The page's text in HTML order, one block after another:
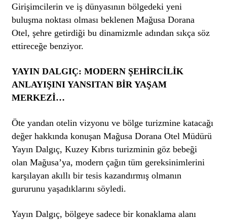
Girişimcilerin ve iş dünyasının bölgedeki yeni
buluşma noktası olması beklenen Mağusa Dorana
Otel, şehre getirdiği bu dinamizmle adından sıkça söz
ettireceğe benziyor.
YAYIN DALGIÇ: MODERN ŞEHİRCİLİK
ANLAYIŞINI YANSITAN BİR YAŞAM
MERKEZİ…
Öte yandan otelin vizyonu ve bölge turizmine katacağı
değer hakkında konuşan Mağusa Dorana Otel Müdürü
Yayın Dalgıç, Kuzey Kıbrıs turizminin göz bebeği
olan Mağusa’ya, modern çağın tüm gereksinimlerini
karşılayan akıllı bir tesis kazandırmış olmanın
gururunu yaşadıklarını söyledi.
Yayın Dalgıç, bölgeye sadece bir konaklama alanı